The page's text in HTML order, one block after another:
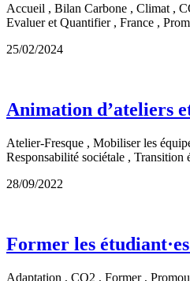
Accueil , Bilan Carbone , Climat ,
Evaluer et Quantifier , France ,
25/02/2024
Animation d’ateliers
Atelier-Fresque , Mobiliser les
Responsabilité sociétale , Transition
28/09/2022
Former les
Adaptation , CO2 , Former ,